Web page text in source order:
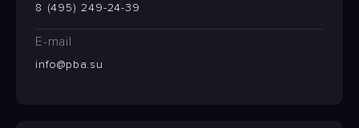
8 (495) 249-24-39
E-mail
info@pba.su